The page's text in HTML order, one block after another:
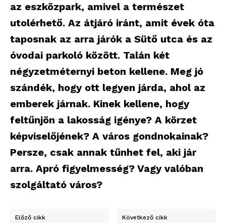
az eszközpark, amivel a természet
utolérhető. Az átjáró iránt, amit évek óta
taposnak az arra járók a Sütő utca és az
óvodai parkoló között. Talán két
négyzetméternyi beton kellene. Meg jó
szándék, hogy ott legyen járda, ahol az
emberek járnak. Kinek kellene, hogy
feltűnjön a lakosság igénye? A körzet
képviselőjének? A város gondnokainak?
Persze, csak annak tűnhet fel, aki jár
arra. Apró figyelmesség? Vagy valóban
szolgáltató város?
Előző cikk Következő cikk